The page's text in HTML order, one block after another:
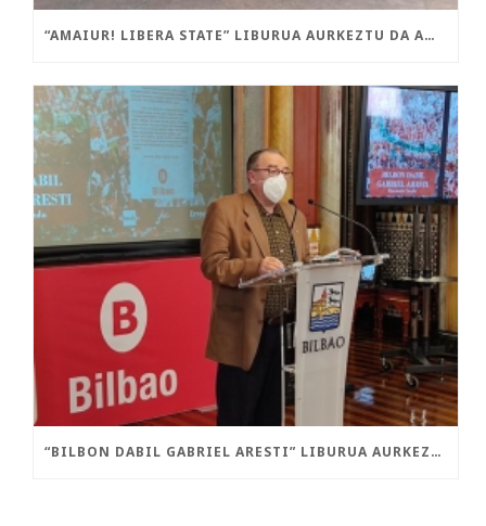
“AMAIUR! LIBERA STATE” LIBURUA AURKEZTU DA AMAIURREN
“BILBON DABIL GABRIEL ARESTI” LIBURUA AURKEZTU DA GAUR